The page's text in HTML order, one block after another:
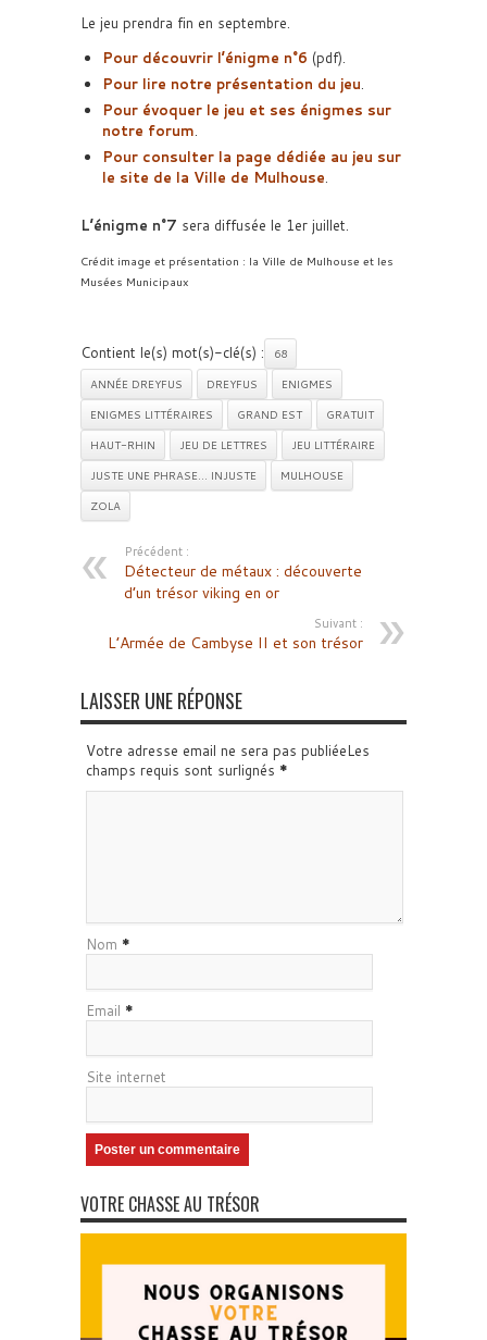
Le jeu prendra fin en septembre.
Pour découvrir l’énigme n°6 (pdf).
Pour lire notre présentation du jeu.
Pour évoquer le jeu et ses énigmes sur
notre forum.
Pour consulter la page dédiée au jeu sur
le site de la Ville de Mulhouse.
L’énigme n°7 sera diffusée le 1er juillet.
Crédit image et présentation : la Ville de Mulhouse et les
Musées Municipaux
Contient le(s) mot(s)-clé(s) :
68
ANNÉE DREYFUS
DREYFUS
ENIGMES
ENIGMES LITTÉRAIRES
GRAND EST
GRATUIT
HAUT-RHIN
JEU DE LETTRES
JEU LITTÉRAIRE
JUSTE UNE PHRASE… INJUSTE
MULHOUSE
ZOLA
Précédent :
Détecteur de métaux : découverte
d’un trésor viking en or
Suivant :
L’Armée de Cambyse II et son trésor
LAISSER UNE RÉPONSE
Votre adresse email ne sera pas publiéeLes
champs requis sont surlignés *
Nom *
Email *
Site internet
VOTRE CHASSE AU TRÉSOR